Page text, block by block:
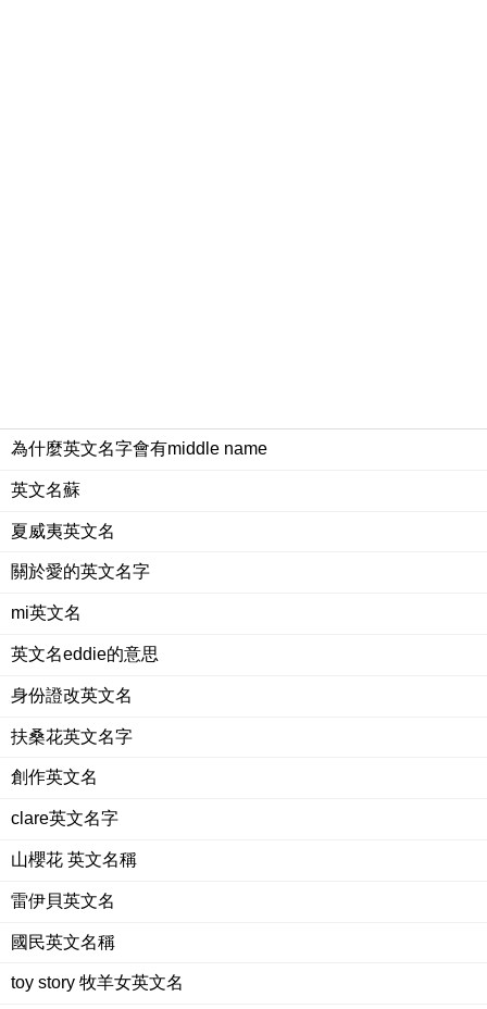
為什麼英文名字會有middle name
英文名蘇
夏威夷英文名
關於愛的英文名字
mi英文名
英文名eddie的意思
身份證改英文名
扶桑花英文名字
創作英文名
clare英文名字
山櫻花 英文名稱
雷伊貝英文名
國民英文名稱
toy story 牧羊女英文名